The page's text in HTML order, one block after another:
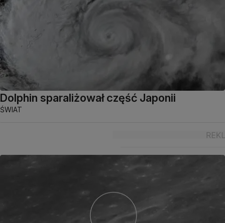
Dolphin sparaliżował część Japonii
ŚWIAT